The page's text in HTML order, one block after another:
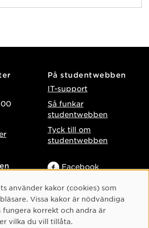
På studentwebben
IT-support
Så funkar
studentwebben
Tyck till om
studentwebben
Facebook
TikTok
Youtube
använder kakor (cookies) som
Vissa kakor är nödvändiga
fungera korrekt och andra är
vilka du vill tillåta.